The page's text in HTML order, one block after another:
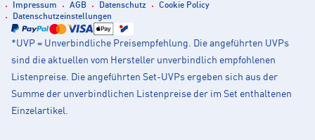
Impressum AGB Datenschutz
Cookie Policy
Datenschutzeinstellungen
*UVP = Unverbindliche Preisempfehlung. Die angeführten UVPs
sind die aktuellen vom Hersteller unverbindlich empfohlenen
Listenpreise. Die angeführten Set-UVPs ergeben sich aus der
Summe der unverbindlichen Listenpreise der im Set enthaltenen
Einzelartikel.